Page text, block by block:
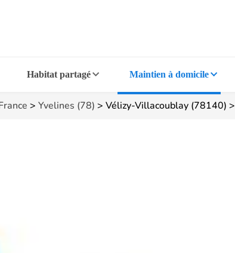
Habitat partagé Maintien à domicile
> Yvelines (78) > Vélizy-Villacoublay (78140) >